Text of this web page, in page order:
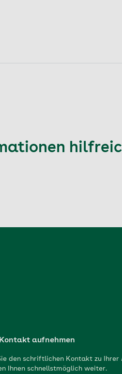
aufnehmen
den schriftlichen Kontakt zu Ihrer
Ihnen schnellstmöglich weiter.